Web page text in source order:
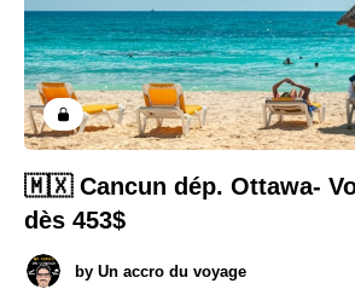
🇲🇽 Cancun dép. Ottawa-
dès 453$
by Un accro du voyage